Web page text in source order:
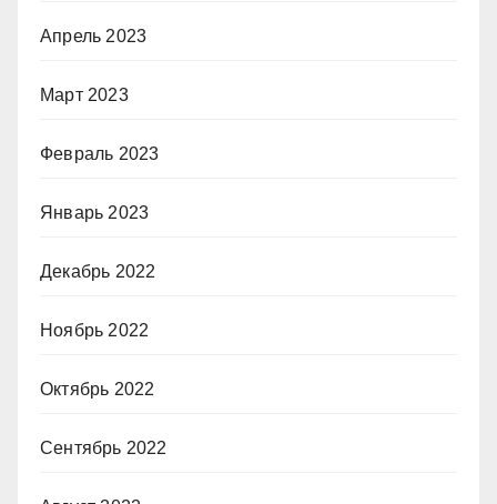
Апрель 2023
Март 2023
Февраль 2023
Январь 2023
Декабрь 2022
Ноябрь 2022
Октябрь 2022
Сентябрь 2022